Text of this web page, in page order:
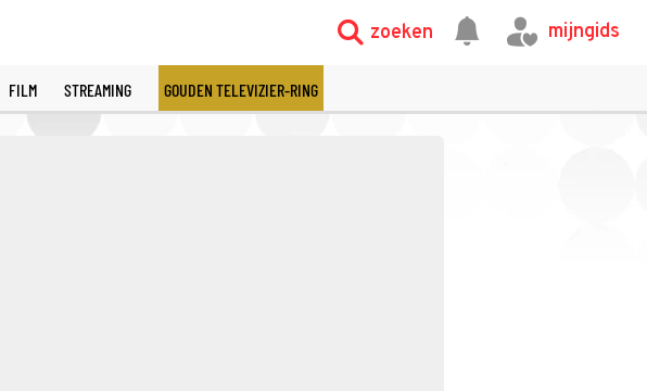
zoeken mijngids
FILM STREAMING GOUDEN TELEVIZIER-RING